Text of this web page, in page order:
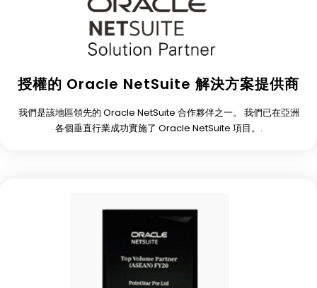
授權的 Oracle NetSuite 解決方案提供商
我們是該地區領先的 Oracle NetSuite 合作夥伴之一。 我們已在亞洲
各個垂直行業成功實施了 Oracle NetSuite 項目。.